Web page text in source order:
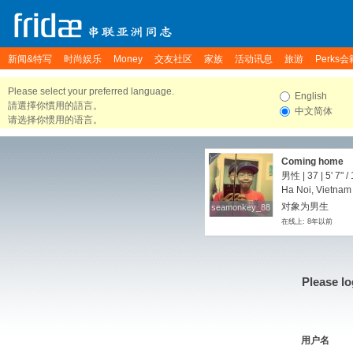
新闻&特写 时尚娱乐 Money 交友社区 家族 活动讯息 旅游 Perks会
Please select your preferred language.
請選擇你慣用的語言。
请选择你惯用的语言。
English
中文简体
seamonkey_88
seamonkey_88
Coming home
男性 | 37 | 5' 7" /
Ha Noi, Vietnam
对象为男生
在线上: 8年以前
Please
用户名